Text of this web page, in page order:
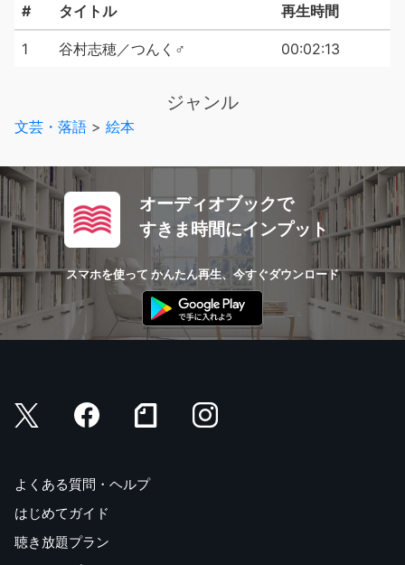
# タイトル 再生時間
1 谷村志穂／つんく♂ 00:02:13
ジャンル
文芸・落語 > 絵本
オーディオブックで
すきま時間にインプット
スマホを使って かんたん再生、今すぐダウンロード
よくある質問・ヘルプ
はじめてガイド
聴き放題プラン